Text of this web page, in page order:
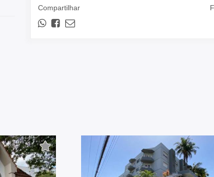
Compartilhar